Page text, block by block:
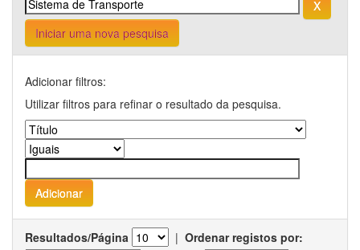
Iniciar uma nova pesquisa
Adicionar filtros:
Utilizar filtros para refinar o resultado da pesquisa.
Resultados/Página | Ordenar registos por: